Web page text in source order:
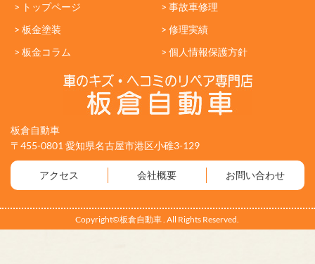
> トップページ
> 事故車修理
> 板金塗装
> 修理実績
> 板金コラム
> 個人情報保護方針
板倉自動車
〒455-0801 愛知県名古屋市港区小碓3-129
アクセス 会社概要 お問い合わせ
Copyright©板倉自動車 . All Rights Reserved.